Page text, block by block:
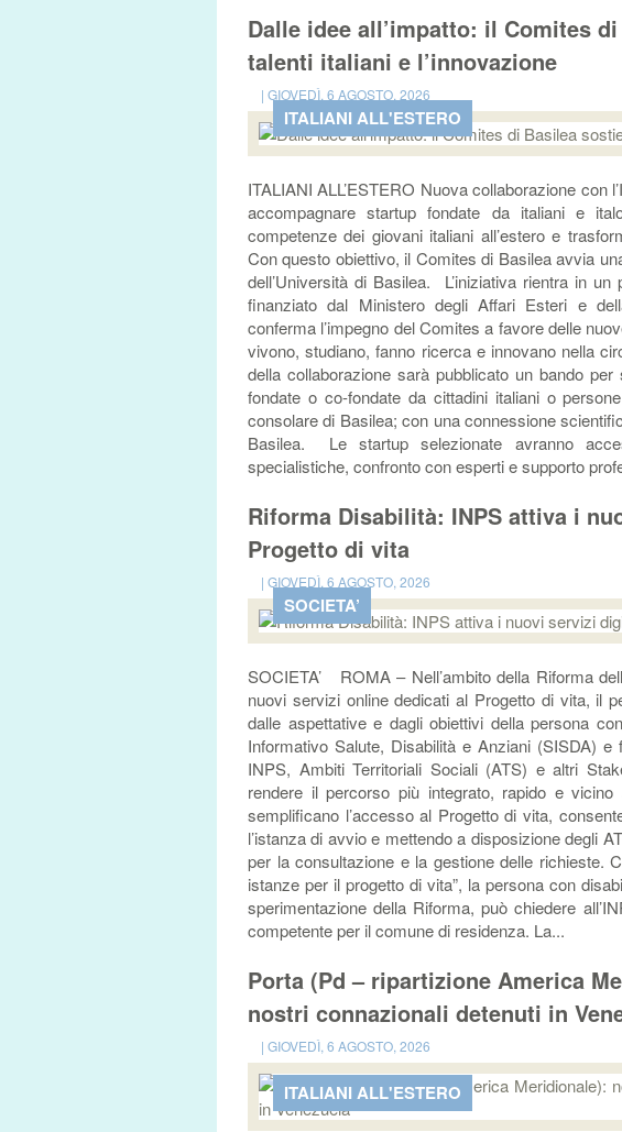
Dalle idee all’impatto: il Comites
talenti italiani e l’innovazione
| GIOVEDÌ, 6 AGOSTO, 2026
ITALIANI ALL'ESTERO
ITALIANI ALL’ESTERO Nuova collaborazione con
accompagnare startup fondate da italiani e
competenze dei giovani italiani all’estero e
Con questo obiettivo, il Comites di Basilea avvia
dell’Università di Basilea. L’iniziativa rientra in
finanziato dal Ministero degli Affari Esteri e
conferma l’impegno del Comites a favore delle
vivono, studiano, fanno ricerca e innovano nella
della collaborazione sarà pubblicato un bando
fondate o co-fondate da cittadini italiani o
consolare di Basilea; con una connessione
Basilea. Le startup selezionate avranno
specialistiche, confronto con esperti e supporto
Riforma Disabilità: INPS attiva i
Progetto di vita
| GIOVEDÌ, 6 AGOSTO, 2026
SOCIETA’
SOCIETA’ ROMA – Nell’ambito della Riforma
nuovi servizi online dedicati al Progetto di vita, il
dalle aspettative e dagli obiettivi della persona
Informativo Salute, Disabilità e Anziani (SISDA)
INPS, Ambiti Territoriali Sociali (ATS) e altri
rendere il percorso più integrato, rapido e
semplificano l’accesso al Progetto di vita,
l’istanza di avvio e mettendo a disposizione degli
per la consultazione e la gestione delle richieste.
istanze per il progetto di vita”, la persona con
sperimentazione della Riforma, può chiedere
competente per il comune di residenza. La...
Porta (Pd – ripartizione America
nostri connazionali detenuti in
| GIOVEDÌ, 6 AGOSTO, 2026
ITALIANI ALL'ESTERO